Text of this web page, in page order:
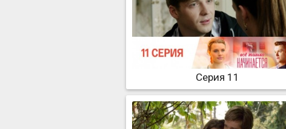
Серия 11